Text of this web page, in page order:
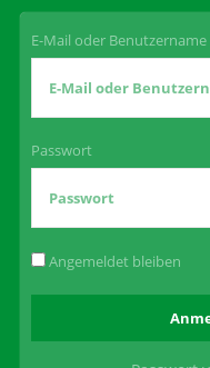
E-Mail oder Benutzername
Passwort
Angemeldet bleiben